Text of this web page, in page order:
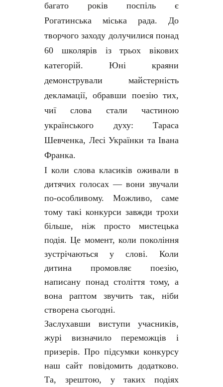
багато років поспіль є
Рогатинська міська рада. До
творчого заходу долучилися понад
60 школярів із трьох вікових
категорій. Юні краяни
демонстрували майстерність
декламації, обравши поезію тих,
чиї слова стали частиною
українського духу: Тараса
Шевченка, Лесі Українки та Івана
Франка.
І коли слова класиків оживали в
дитячих голосах — вони звучали
по-особливому. Можливо, саме
тому такі конкурси завжди трохи
більше, ніж просто мистецька
подія. Це момент, коли покоління
зустрічаються у слові. Коли
дитина промовляє поезію,
написану понад століття тому, а
вона раптом звучить так, ніби
створена сьогодні.
Заслухавши виступи учасників,
журі визначило переможців і
призерів. Про підсумки конкурсу
наш сайт повідомить додатково.
Та, зрештою, у таких подіях